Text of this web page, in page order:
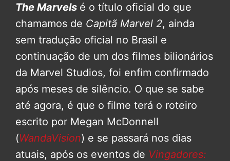
The Marvels é o título oficial do que
chamamos de Capitã Marvel 2, ainda
sem tradução oficial no Brasil e
continuação de um dos filmes bilionários
da Marvel Studios, foi enfim confirmado
após meses de silêncio. O que se sabe
até agora, é que o filme terá o roteiro
escrito por Megan McDonnell
(WandaVision) e se passará nos dias
atuais, após os eventos de Vingadores: